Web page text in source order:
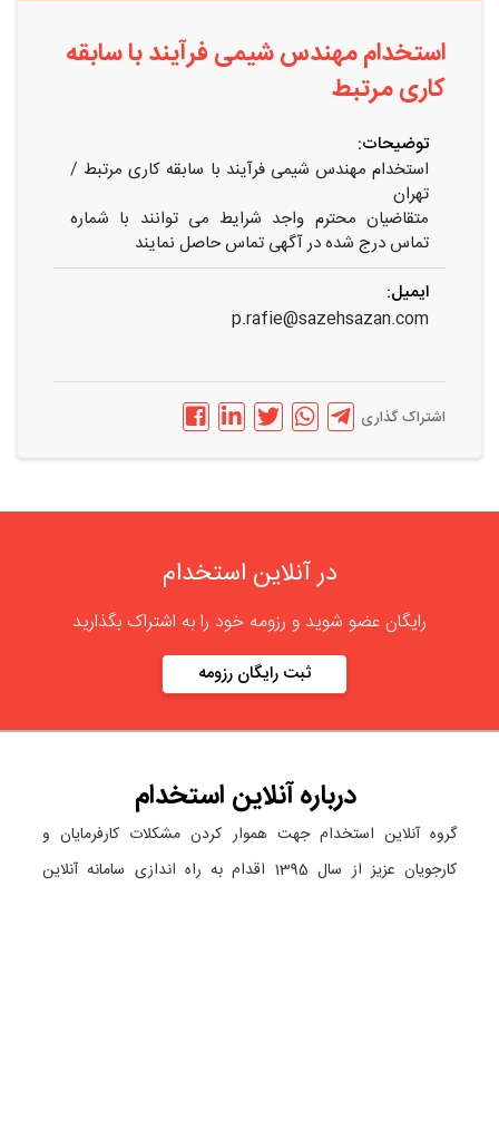
استخدام مهندس شیمی فرآیند با سابقه
کاری مرتبط
توضیحات:
استخدام مهندس شیمی فرآیند با سابقه کاری مرتبط /
تهران
متقاضیان محترم واجد شرایط می توانند با شماره
تماس درج شده در آگهی تماس حاصل نمایند
ایمیل:
p.rafie@sazehsazan.com
اشتراک گذاری
در آنلاین استخدام
رایگان عضو شوید و رزومه خود را به اشتراک بگذارید
ثبت رایگان رزومه
دربارهآنلاین استخدام
گروه آنلاین استخدام جهت هموار کردن مشکلات کارفرمایان و
کارجویان عزیز از سال 1395 اقدام به راه اندازی سامانه آنلاین